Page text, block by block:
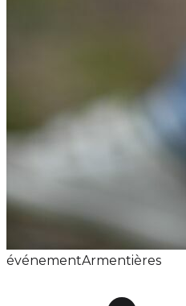
événementArmentières